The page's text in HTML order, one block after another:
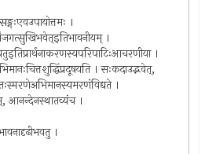
।
।
।
। सःकदाउद्भवेत्,
।
आनन्देनस्थातव्यंच ।
।